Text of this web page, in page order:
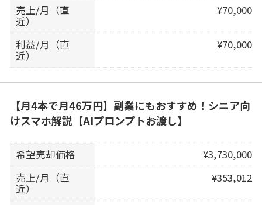
売上/月（直
近）
¥70,000
利益/月（直
近）
¥70,000
【月4本で月46万円】副業にもおすすめ！シニア向
けスマホ解説【AIプロンプトお渡し】
希望売却価格
¥3,730,000
売上/月（直
近）
¥353,012